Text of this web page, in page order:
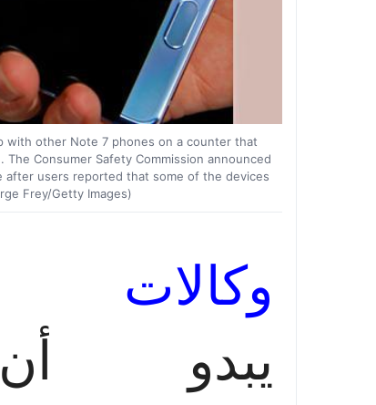
with other Note 7 phones on a counter that
Consumer Safety Commission announced
after users reported that some of the devices
Frey/Getty Images)
وكالات
يبدو أن